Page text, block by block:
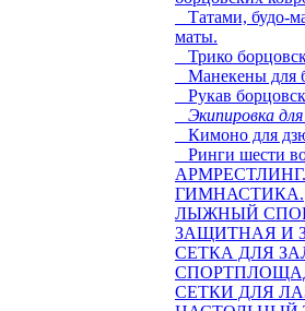
Татами, будо-
маты.
Трико
Манекены для
Рукав
Экипировка
Кимоно для
Ринги шести
АРМРЕСТЛИНГ.
ГИМНАСТИКА.
ЛЫЖНЫЙ
ЗАЩИТНАЯ И
СЕТКА ДЛЯ
СЕТКИ ДЛЯ